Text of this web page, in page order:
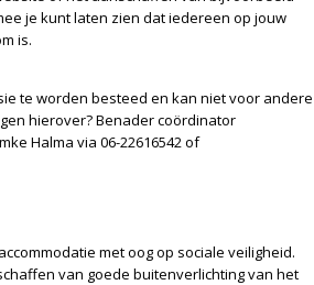
je kunt laten zien dat iedereen op jouw
is.
te worden besteed en kan niet voor andere
hierover? Benader coördinator
Halma via 06-22616542 of
met oog op sociale veiligheid.
van goede buitenverlichting van het